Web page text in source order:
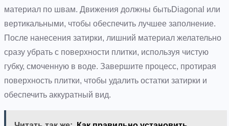
материал по швам. Движения должны бытьDiagonal или
вертикальными, чтобы обеспечить лучшее заполнение.
После нанесения затирки, лишний материал желательно
сразу убрать с поверхности плитки, используя чистую
губку, смоченную в воде. Завершите процесс, протирая
поверхность плитки, чтобы удалить остатки затирки и
обеспечить аккуратный вид.